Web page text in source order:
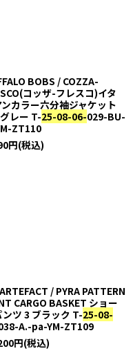
BOBS / COZZA-
コッザ-フレスコ)イタ
ンカラー六分袖ジャケット
レー T-25-08-06-029-BU-
ZT110
円(税込)
/ PYRA PATTERN
CARGO BASKET ショー
ンツ 3 ブラック T-25-08-
A.-pa-YM-ZT109
円(税込)